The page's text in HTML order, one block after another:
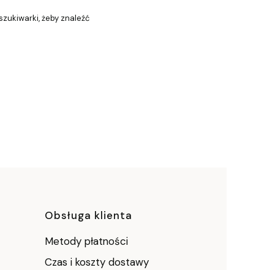
żeby znaleźć
Obsługa klienta
Metody płatności
Czas i koszty dostawy